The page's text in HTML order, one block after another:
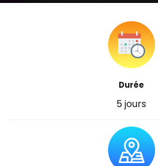
Durée
5 jours